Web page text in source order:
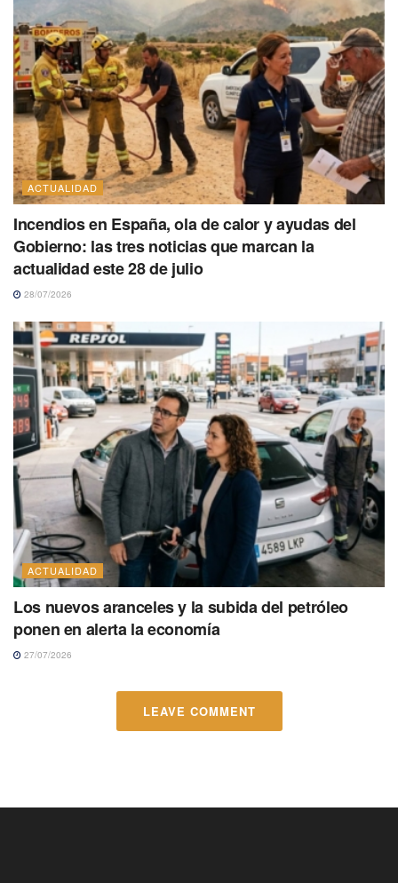
ACTUALIDAD
Incendios en España, ola de calor y ayudas del
Gobierno: las tres noticias que marcan la
actualidad este 28 de julio
28/07/2026
ACTUALIDAD
Los nuevos aranceles y la subida del petróleo
ponen en alerta la economía
27/07/2026
LEAVE COMMENT